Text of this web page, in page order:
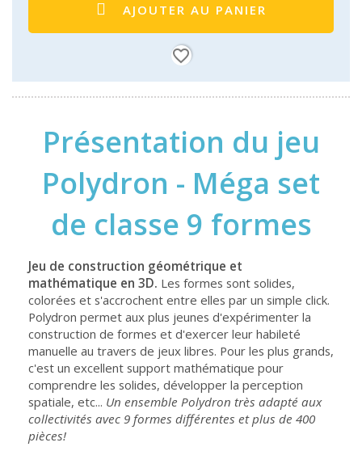
AJOUTER AU PANIER
favorite_border
Présentation du jeu
Polydron - Méga set
de classe 9 formes
Jeu de construction géométrique et
mathématique en 3D. Les formes sont solides,
colorées et s'accrochent entre elles par un simple click.
Polydron permet aux plus jeunes d'expérimenter la
construction de formes et d'exercer leur habileté
manuelle au travers de jeux libres. Pour les plus grands,
c'est un excellent support mathématique pour
comprendre les solides, développer la perception
spatiale, etc... Un ensemble Polydron très adapté aux
collectivités avec 9 formes différentes et plus de 400
pièces!